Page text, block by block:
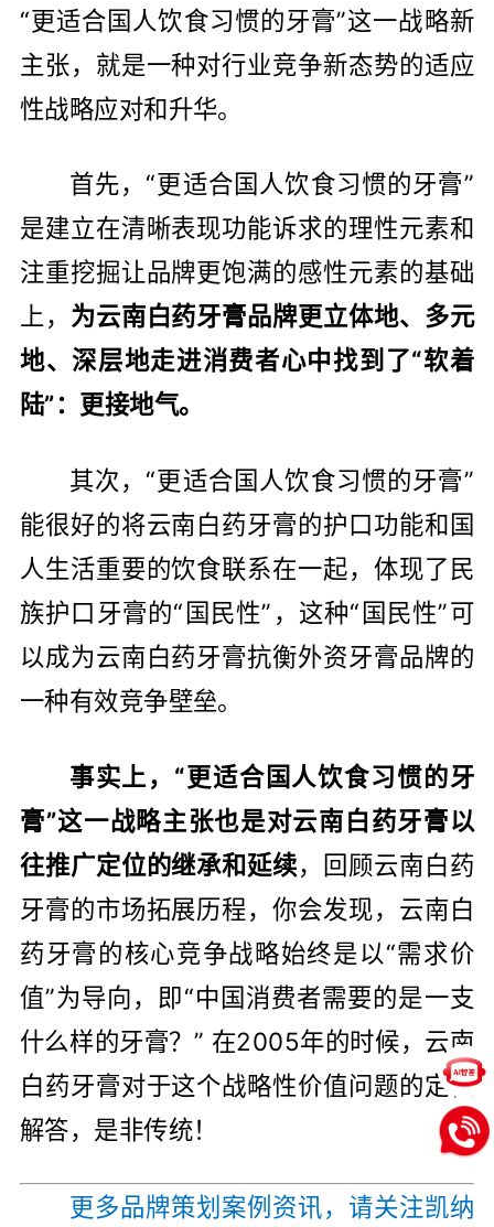
“更适合国人饮食习惯的牙膏”这一战略新
主张，就是一种对行业竞争新态势的适应
性战略应对和升华。
首先，“更适合国人饮食习惯的牙膏”
是建立在清晰表现功能诉求的理性元素和
注重挖掘让品牌更饱满的感性元素的基础
上， 为云南白药牙膏品牌更立体地、多元
地、深层地走进消费者心中找到了“软着
陆”：更接地气。
其次，“更适合国人饮食习惯的牙膏”
能很好的将云南白药牙膏的护口功能和国
人生活重要的饮食联系在一起，体现了民
族护口牙膏的“国民性”，这种“国民性”可
以成为云南白药牙膏抗衡外资牙膏品牌的
一种有效竞争壁垒。
事实上，“更适合国人饮食习惯的牙
膏”这一战略主张也是对云南白药牙膏以
往推广定位的继承和延续，回顾云南白药
牙膏的市场拓展历程，你会发现，云南白
药牙膏的核心竞争战略始终是以“需求价
值”为导向，即“中国消费者需要的是一支
什么样的牙膏？” 在2005年的时候，云南
白药牙膏对于这个战略性价值问题的定位
解答，是非传统！
更多品牌策划案例资讯，请关注凯纳